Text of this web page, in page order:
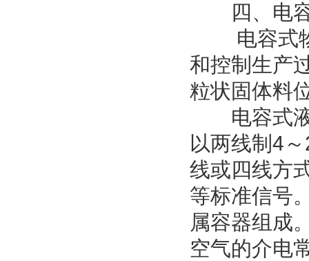
四、电容
电容式物
和控制生产
粒状固体料
电容式液
以两线制4
线或四线方
等标准信号
属容器组成
空气的介电